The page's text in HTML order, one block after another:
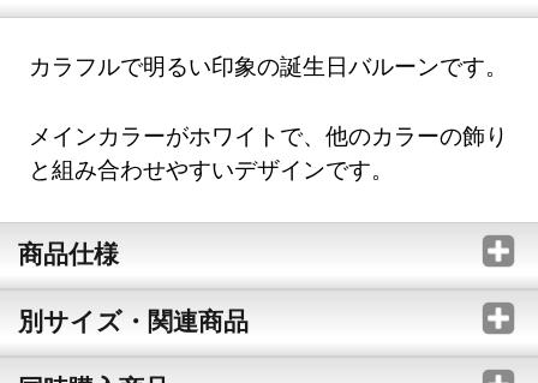
カラフルで明るい印象の誕生日バルーンです。
メインカラーがホワイトで、他のカラーの飾り
と組み合わせやすいデザインです。
商品仕様
別サイズ・関連商品